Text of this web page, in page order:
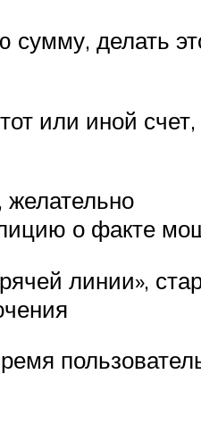
делать
или иной
о факте
линии»,